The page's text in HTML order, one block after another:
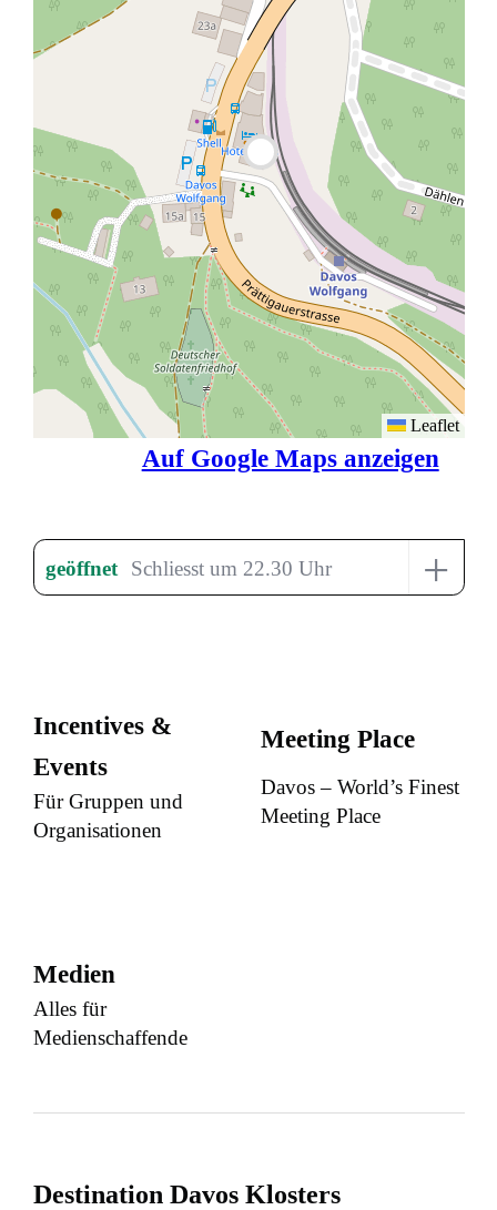
Leaflet
Auf Google Maps anzeigen
geöffnet Schliesst um 22.30 Uhr +
Incentives &
Events
Für Gruppen und
Organisationen
Meeting Place
Davos – World’s Finest
Meeting Place
Medien
Alles für
Medienschaffende
Destination Davos Klosters